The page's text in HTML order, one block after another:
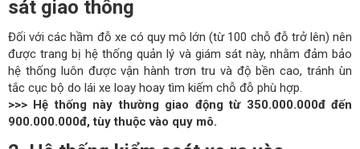
sát giao thông
Đối với các hầm đỗ xe có quy mô lớn (từ 100 chỗ đỗ trở lên) nên
được trang bị hệ thống quản lý và giám sát này, nhằm đảm bảo
hệ thống luôn được vận hành trơn tru và độ bền cao, tránh ùn
tắc cục bộ do lái xe loay hoay tìm kiếm chỗ đỗ phù hợp.
>>> Hệ thống này thường giao động từ 350.000.000đ đến
900.000.000đ, tùy thuộc vào quy mô.